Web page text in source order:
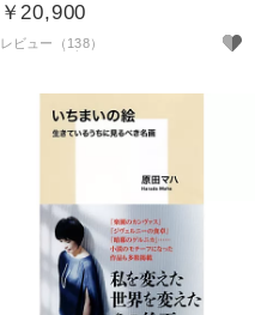
￥20,900
レビュー（138）